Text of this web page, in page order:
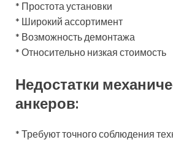
* Простота установки
* Широкий ассортимент
* Возможность демонтажа
* Относительно низкая стоимость
Недостатки
анкеров:
* Требуют точного соблюдения